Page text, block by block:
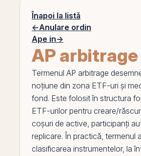
Înapoi la listă
←Anulare ordin
Ape in→
AP arbitrage
Termenul AP arbitrage
noțiune din zona ETF-uri și
fond. Este folosit în structura
ETF-urilor pentru creare/
coșuri de active, participanți
replicare. În practică, termenul
clasificarea instrumentelor, la